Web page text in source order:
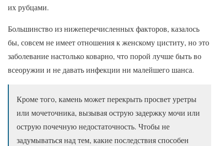
их рубцами.
Большинство из нижеперечисленных факторов, казалось
бы, совсем не имеет отношения к женскому циститу, но это
заболевание настолько коварно, что порой лучше быть во
всеоружии и не давать инфекции ни малейшего шанса.
Кроме того, камень может перекрыть просвет уретры
или мочеточника, вызывая острую задержку мочи или
острую почечную недостаточность. Чтобы не
задумываться над тем, какие последствия способен